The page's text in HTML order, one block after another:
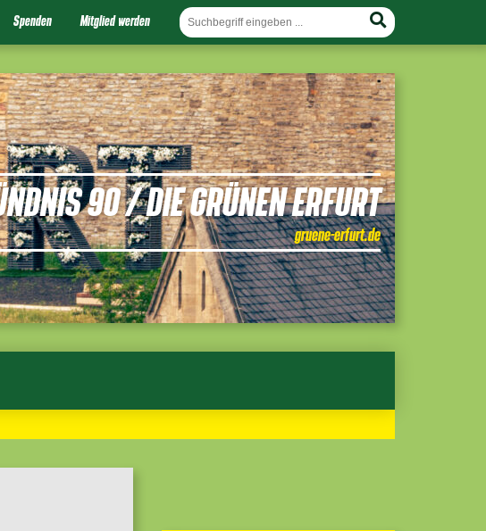
Spenden Mitglied werden
90 / DIE GRÜNEN ERFURT
gruene-erfurt.de